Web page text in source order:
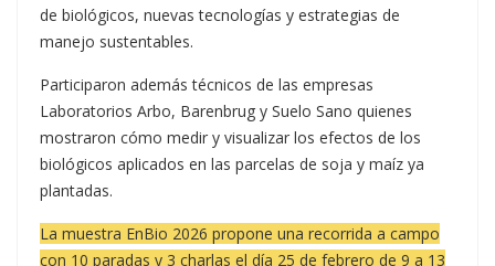
de biológicos, nuevas tecnologías y estrategias de
manejo sustentables.
Participaron además técnicos de las empresas
Laboratorios Arbo, Barenbrug y Suelo Sano quienes
mostraron cómo medir y visualizar los efectos de los
biológicos aplicados en las parcelas de soja y maíz ya
plantadas.
La muestra EnBio 2026 propone una recorrida a campo
con 10 paradas y 3 charlas el día 25 de febrero de 9 a 13